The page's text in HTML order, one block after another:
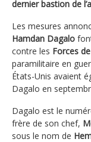
dernier bastion de
Les mesures
Hamdan Dagalo
contre les Forces
paramilitaire en
États-Unis avaient
Dagalo en
Dagalo est le
frère de son chef,
sous le nom de